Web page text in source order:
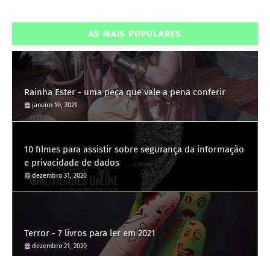
AS MAIS POPULARES
Rainha Ester - uma peça que vale a pena conferir
janeiro 10, 2021
10 filmes para assistir sobre segurança da informação
e privacidade de dados
dezembro 31, 2020
Terror - 7 livros para ler em 2021
dezembro 21, 2020